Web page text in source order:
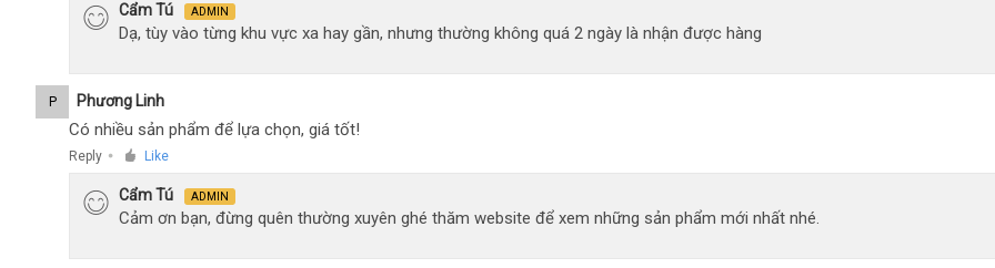
Cẩm Tú ADMIN
Dạ, tùy vào từng khu vực xa hay gần, nhưng thường không quá 2 ngày là nhận được hàng
P Phương Linh
Có nhiều sản phẩm để lựa chọn, giá tốt!
Reply ● Like
Cẩm Tú ADMIN
Cảm ơn bạn, đừng quên thường xuyên ghé thăm website để xem những sản phẩm mới nhất nhé.